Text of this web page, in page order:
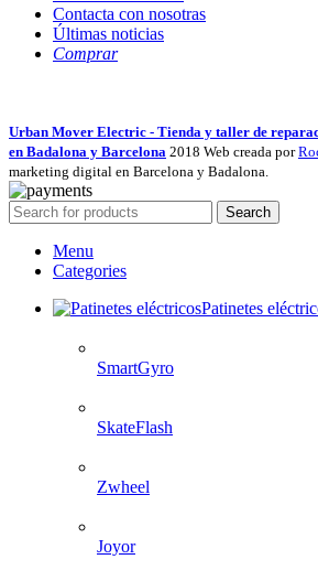
Contacta con nosotras
Últimas noticias
Comprar
Urban Mover Electric - Tienda y taller de
en Badalona y Barcelona 2018 Web creada por
marketing digital en Barcelona y Badalona.
Search
Menu
Categories
Patinetes
SmartGyro
SkateFlash
Zwheel
Joyor